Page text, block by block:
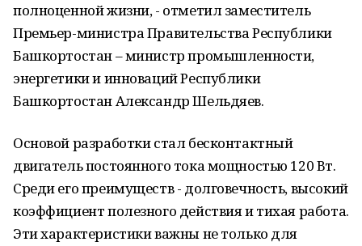
полноценной жизни, - отметил заместитель
Премьер-министра Правительства Республики
Башкортостан – министр промышленности,
энергетики и инноваций Республики
Башкортостан Александр Шельдяев.
Основой разработки стал бесконтактный
двигатель постоянного тока мощностью 120 Вт.
Среди его преимуществ - долговечность, высокий
коэффициент полезного действия и тихая работа.
Эти характеристики важны не только для